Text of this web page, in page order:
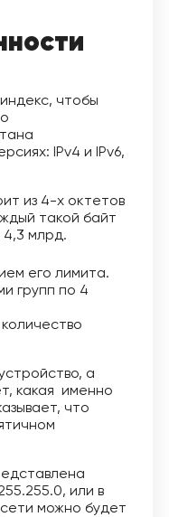
чтобы
IPv4 и IPv6,
из 4-х октетов
такой байт
4,3 млрд.
его лимита.
групп по 4
а
какая именно
что
или в
можно будет